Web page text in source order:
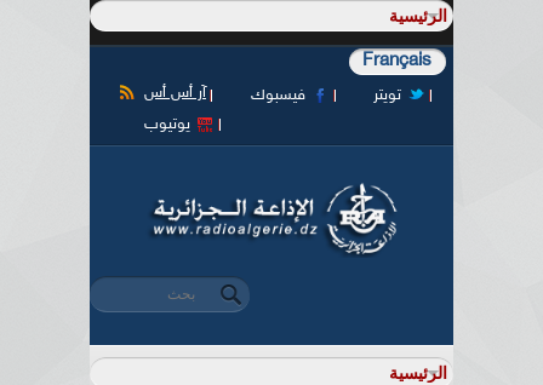
Français
آر أس أس فيسبوك
تويتر
يوتيوب
استمارة البحث
‏بحث ‏